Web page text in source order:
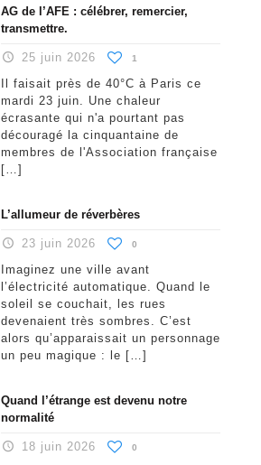
AG de l’AFE : célébrer, remercier,
transmettre.
25 juin 2026 1
Il faisait près de 40°C à Paris ce
mardi 23 juin. Une chaleur
écrasante qui n'a pourtant pas
découragé la cinquantaine de
membres de l'Association française
[…]
L’allumeur de réverbères
23 juin 2026 0
Imaginez une ville avant
l’électricité automatique. Quand le
soleil se couchait, les rues
devenaient très sombres. C’est
alors qu’apparaissait un personnage
un peu magique : le […]
Quand l’étrange est devenu notre
normalité
18 juin 2026 0